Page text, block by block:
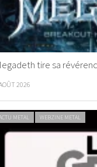
tire sa
2026
METAL WEBZINE METAL